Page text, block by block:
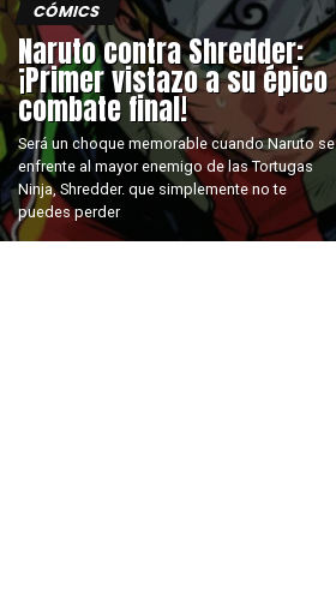
CÓMICS
Naruto contra Shredder:
¡Primer vistazo a su épico
combate final!
Será un choque memorable cuando Naruto se
enfrente al mayor enemigo de las Tortugas
Ninja, Shredder. que simplemente no te
puedes perder